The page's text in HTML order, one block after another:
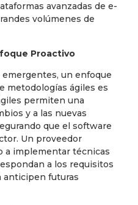
avanzadas de e-
volúmenes de
Proactivo
un enfoque
metodologías ágiles es
permiten una
y a las nuevas
que el software
Un proveedor
a implementar técnicas
a los requisitos
anticipen futuras